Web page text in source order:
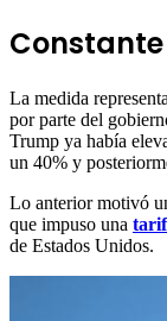
La medida
por parte del
Trump ya había
un 40% y
Lo anterior motivó
que impuso una
de Estados Unidos.